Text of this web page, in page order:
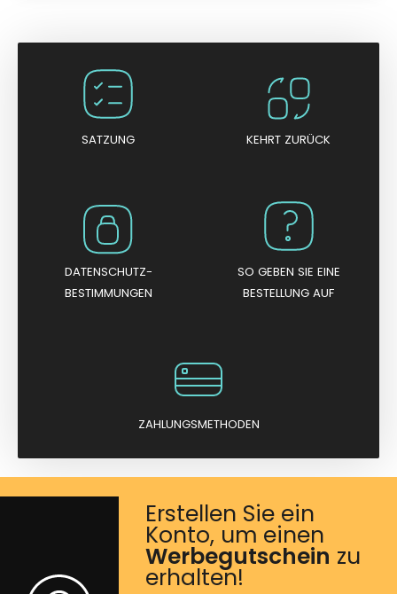
i
t
0
v
n
5
SATZUNG KEHRT ZURÜCK
DATENSCHUTZ-
BESTIMMUNGEN
SO GEBEN SIE EINE
BESTELLUNG AUF
ZAHLUNGSMETHODEN
Erstellen Sie ein
Konto, um einen
Werbegutschein zu
erhalten!